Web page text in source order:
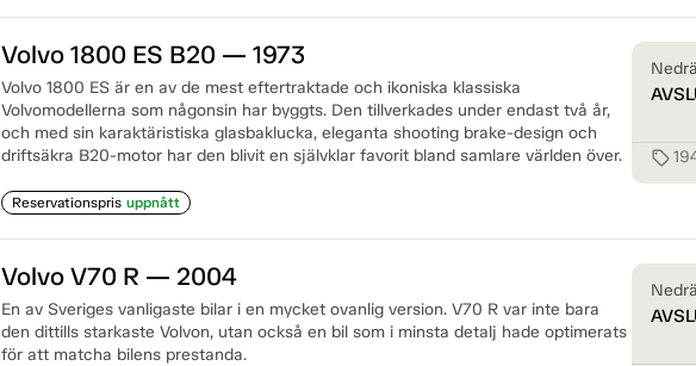
Volvo 1800 ES B20 — 1973
Volvo 1800 ES är en av de mest eftertraktade och ikoniska klassiska
Volvomodellerna som någonsin har byggts. Den tillverkades under endast två år,
och med sin karaktäristiska glasbaklucka, eleganta shooting brake-design och
driftsäkra B20-motor har den blivit en självklar favorit bland samlare världen över.
Reservationspris uppnått
sell
Volvo V70 R — 2004
En av Sveriges vanligaste bilar i en mycket ovanlig version. V70 R var inte bara
den dittills starkaste Volvon, utan också en bil som i minsta detalj hade optimerats
för att matcha bilens prestanda.